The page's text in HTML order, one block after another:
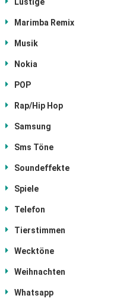
Marimba Remix
Musik
Nokia
POP
Rap/Hip Hop
Samsung
Sms Töne
Soundeffekte
Spiele
Telefon
Tierstimmen
Wecktöne
Weihnachten
Whatsapp